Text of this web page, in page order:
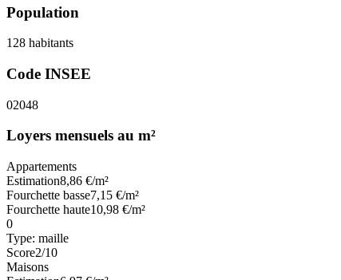
Population
128 habitants
Code INSEE
02048
Loyers mensuels au m²
Appartements
Estimation8,86 €/m²
Fourchette basse7,15 €/m²
Fourchette haute10,98 €/m²
0
Type: maille
Score2/10
Maisons